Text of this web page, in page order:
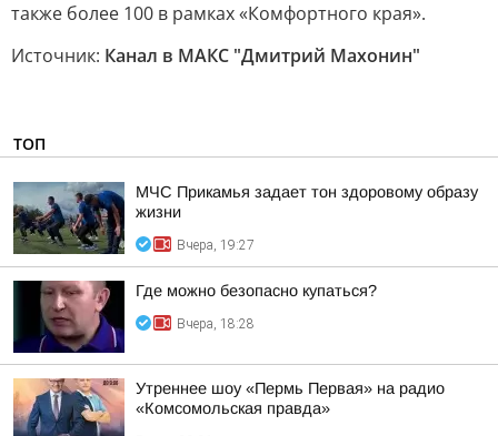
также более 100 в рамках «Комфортного края».
Источник: Канал в МАКС "Дмитрий Махонин"
ТОП
МЧС Прикамья задает тон здоровому образу
жизни
Вчера, 19:27
Где можно безопасно купаться?
Вчера, 18:28
Утреннее шоу «Пермь Первая» на радио
«Комсомольская правда»